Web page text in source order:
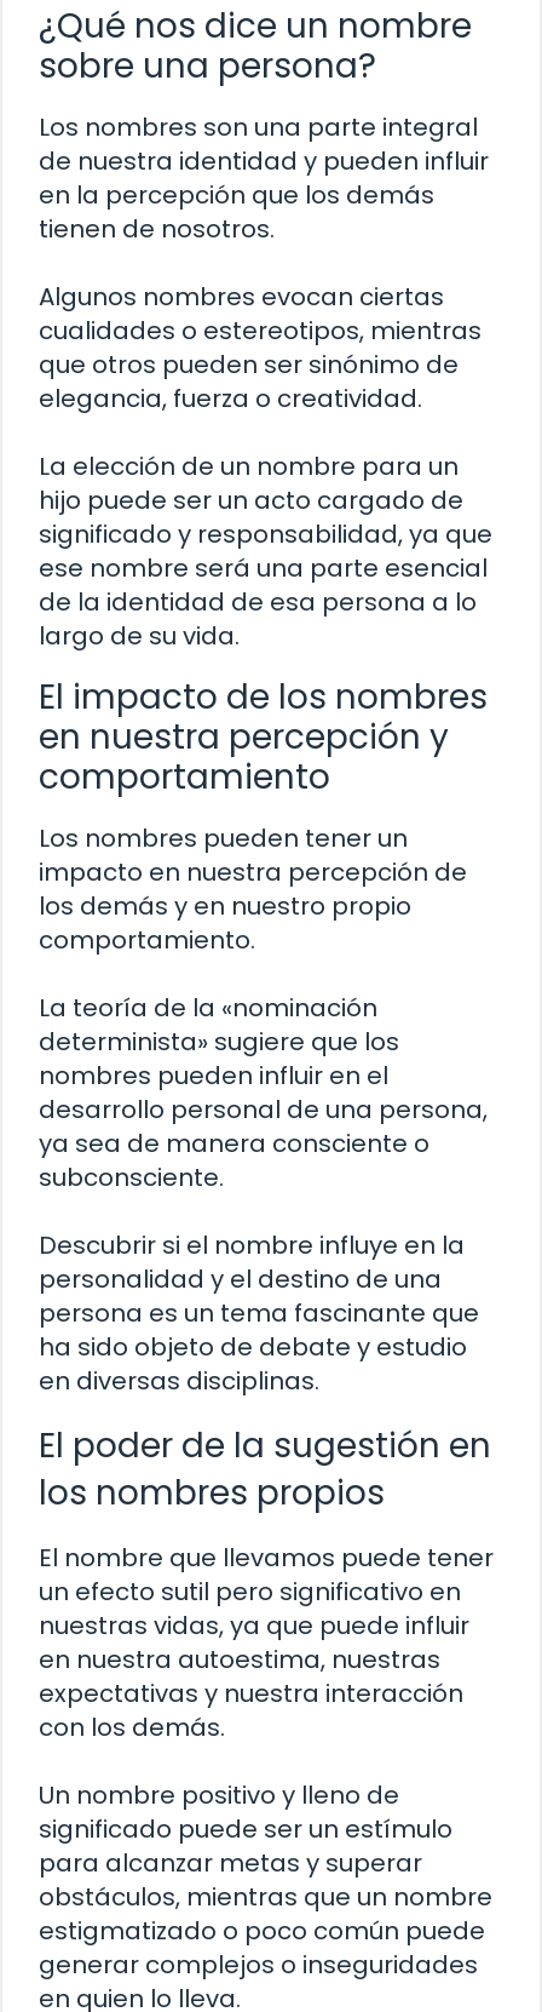
¿Qué nos dice un nombre
sobre una persona?
Los nombres son una parte integral
de nuestra identidad y pueden influir
en la percepción que los demás
tienen de nosotros.
Algunos nombres evocan ciertas
cualidades o estereotipos, mientras
que otros pueden ser sinónimo de
elegancia, fuerza o creatividad.
La elección de un nombre para un
hijo puede ser un acto cargado de
significado y responsabilidad, ya que
ese nombre será una parte esencial
de la identidad de esa persona a lo
largo de su vida.
El impacto de los nombres
en nuestra percepción y
comportamiento
Los nombres pueden tener un
impacto en nuestra percepción de
los demás y en nuestro propio
comportamiento.
La teoría de la «nominación
determinista» sugiere que los
nombres pueden influir en el
desarrollo personal de una persona,
ya sea de manera consciente o
subconsciente.
Descubrir si el nombre influye en la
personalidad y el destino de una
persona es un tema fascinante que
ha sido objeto de debate y estudio
en diversas disciplinas.
El poder de la sugestión en
los nombres propios
El nombre que llevamos puede tener
un efecto sutil pero significativo en
nuestras vidas, ya que puede influir
en nuestra autoestima, nuestras
expectativas y nuestra interacción
con los demás.
Un nombre positivo y lleno de
significado puede ser un estímulo
para alcanzar metas y superar
obstáculos, mientras que un nombre
estigmatizado o poco común puede
generar complejos o inseguridades
en quien lo lleva.